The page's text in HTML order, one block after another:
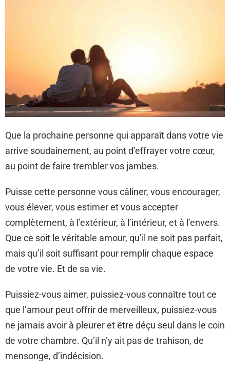
Que la prochaine personne qui apparaît dans votre vie
arrive soudainement, au point d’effrayer votre cœur,
au point de faire trembler vos jambes.
Puisse cette personne vous câliner, vous encourager,
vous élever, vous estimer et vous accepter
complètement, à l’extérieur, à l’intérieur, et à l’envers.
Que ce soit le véritable amour, qu’il ne soit pas parfait,
mais qu’il soit suffisant pour remplir chaque espace
de votre vie. Et de sa vie.
Puissiez-vous aimer, puissiez-vous connaître tout ce
que l’amour peut offrir de merveilleux, puissiez-vous
ne jamais avoir à pleurer et être déçu seul dans le coin
de votre chambre. Qu’il n’y ait pas de trahison, de
mensonge, d’indécision.